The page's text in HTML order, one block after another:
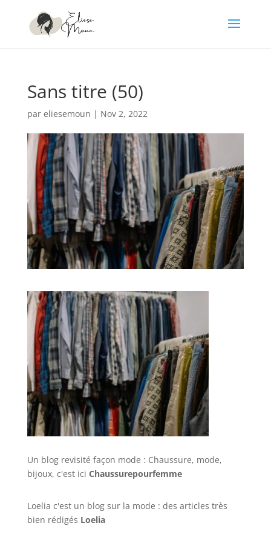
Sans titre (50)
par eliesemoun | Nov 2, 2022
Un blog revisité façon mode : Chaussure, mode,
bijoux, c'est ici Chaussurepourfemme
Loelia c'est un blog sur la mode : des articles très
bien rédigés Loelia